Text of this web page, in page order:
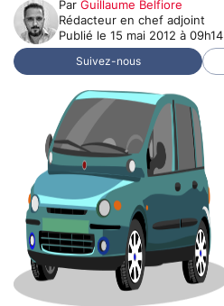
Par Guillaume Belfiore
Rédacteur en chef adjoint
Publié le 15 mai 2012 à 09h14
Suivez-nous